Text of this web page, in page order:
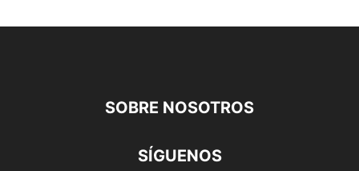
SOBRE NOSOTROS
SÍGUENOS